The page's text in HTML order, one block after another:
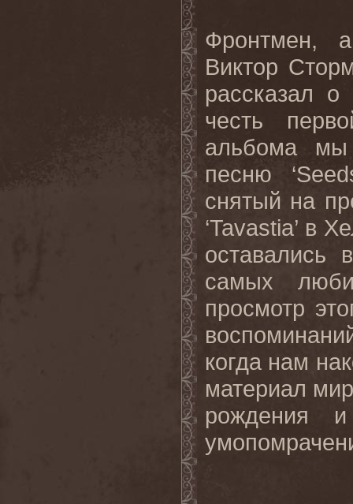
Фронтмен,
Виктор
рассказал о
честь
альбома мы
песню
снятый на
‘Tavastia’ в
оставались
самых
просмотр
когда нам
материал
рождения